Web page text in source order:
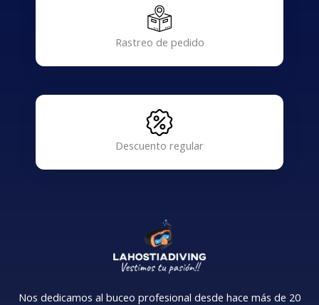
Rastreo de pedido
Descuento regular
Nos dedicamos al buceo profesional desde hace más de 20